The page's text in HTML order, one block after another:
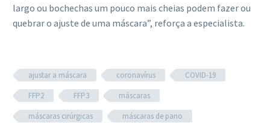
largo ou bochechas um pouco mais cheias podem fazer ou
quebrar o ajuste de uma máscara”, reforça a especialista.
ajustar a máscara coronavírus
COVID-19
FFP2
FFP3
máscaras
máscaras cirúrgicas
máscaras de pano